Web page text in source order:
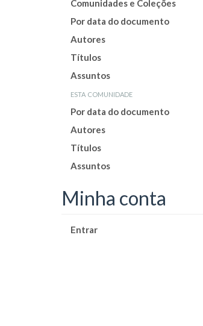
Comunidades e Coleções
Por data do documento
Autores
Títulos
Assuntos
esta comunidade
Por data do documento
Autores
Títulos
Assuntos
Minha conta
Entrar